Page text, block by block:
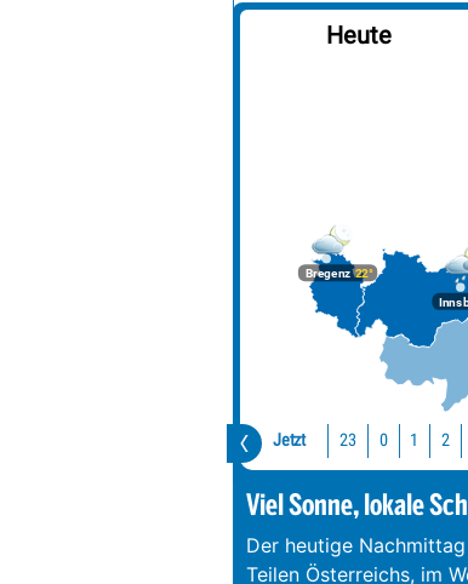
Heute
Bregenz22°
Jetzt 23 0 1 2
Viel Sonne, lokale
Der heutige
Teilen Österreichs, im